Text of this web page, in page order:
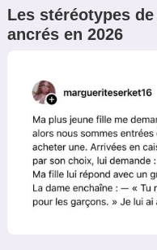
Les stéréotypes
ancrés en 2026